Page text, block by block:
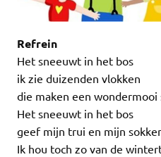
Refrein
Het sneeuwt in het bos
ik zie duizenden vlokken
die maken een
Het sneeuwt in het bos
geef mijn trui en mijn
Ik hou toch zo van de